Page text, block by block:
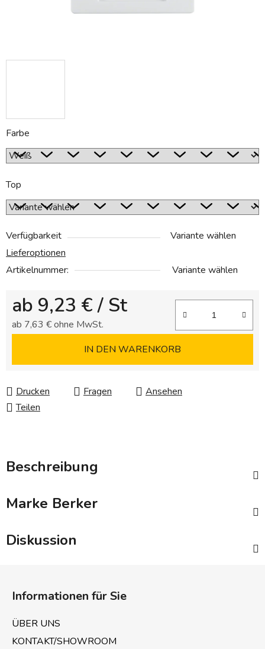
Farbe
Top
Verfügbarkeit
Variante wählen
Lieferoptionen
Artikelnummer:
Variante wählen
ab 9,23 € / St
ab 7,63 €ohne MwSt.
IN DEN WARENKORB
Drucken Fragen
Ansehen
Teilen
Beschreibung
Marke Berker
Diskussion
Informationen für Sie
ÜBER UNS
KONTAKT/SHOWROOM